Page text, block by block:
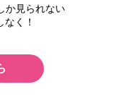
か見られない
なく！